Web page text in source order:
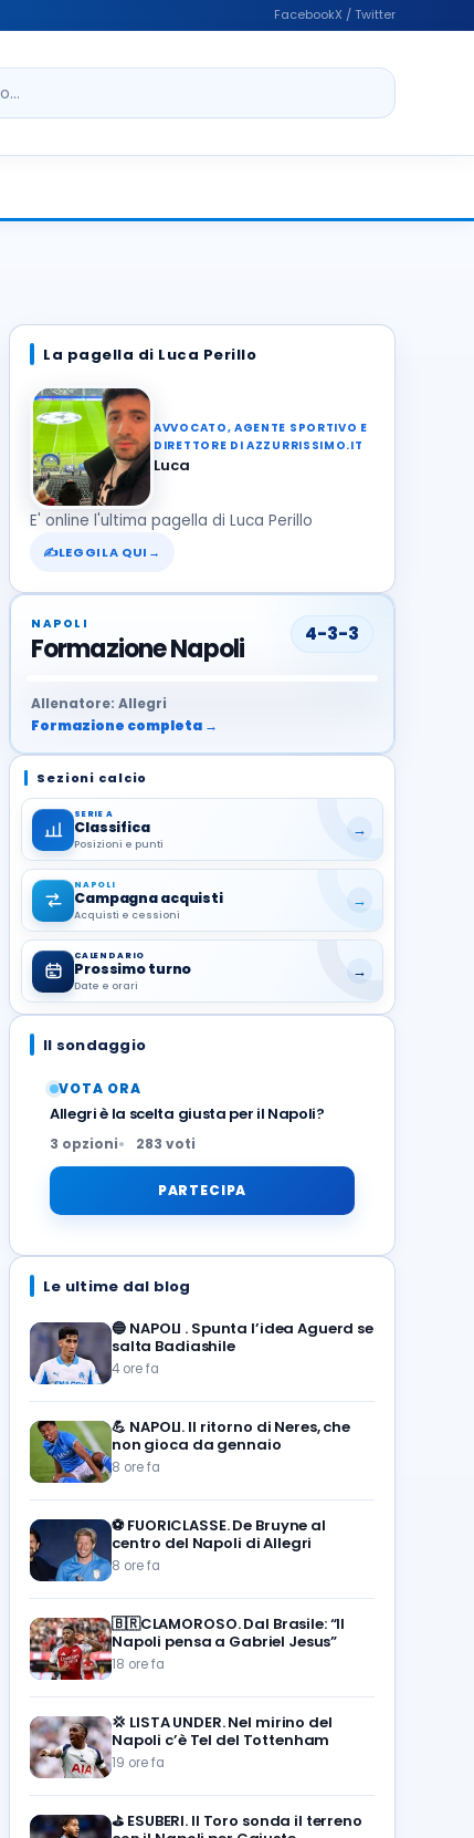
FacebookX / Twitter
La pagella di Luca Perillo
AVVOCATO, AGENTE SPORTIVO E
DIRETTORE DI AZZURRISSIMO.IT
Luca
E' online l'ultima pagella di Luca Perillo
✍LEGGILA QUI →
NAPOLI
Formazione Napoli 4-3-3
Allenatore: Allegri
Formazione completa →
Sezioni calcio
SERIE A
Classifica
Posizioni e punti
→
NAPOLI
Campagna acquisti
Acquisti e cessioni
→
CALENDARIO
Prossimo turno
Date e orari
→
Il sondaggio
VOTA ORA
Allegri è la scelta giusta per il Napoli?
3 opzioni 283 voti
PARTECIPA
Le ultime dal blog
🔵 NAPOLI . Spunta l’idea Aguerd se
salta Badiashile
4 ore fa
💪 NAPOLI. Il ritorno di Neres, che
non gioca da gennaio
8 ore fa
⚽️ FUORICLASSE. De Bruyne al
centro del Napoli di Allegri
8 ore fa
🇧🇷CLAMOROSO. Dal Brasile: “Il
Napoli pensa a Gabriel Jesus”
18 ore fa
💢 LISTA UNDER. Nel mirino del
Napoli c’è Tel del Tottenham
19 ore fa
⛳ ESUBERI. Il Toro sonda il terreno